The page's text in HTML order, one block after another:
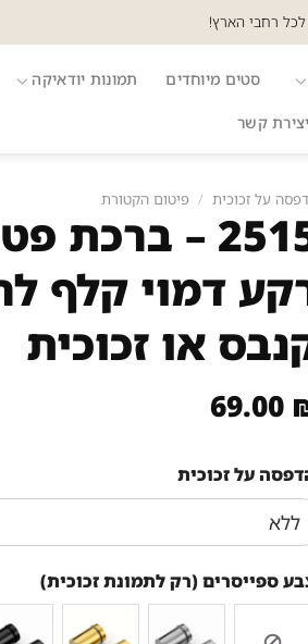
לכל רחבי הארץ!
סטים מיוחדים תמונות יודאיקה
יצירת קשר
על זכוכית / פיטום הקטורת
2515 –
דמוי קלף
או זכוכית
69.00
על זכוכית
ספייסרים (רק לתמונת זכוכית)